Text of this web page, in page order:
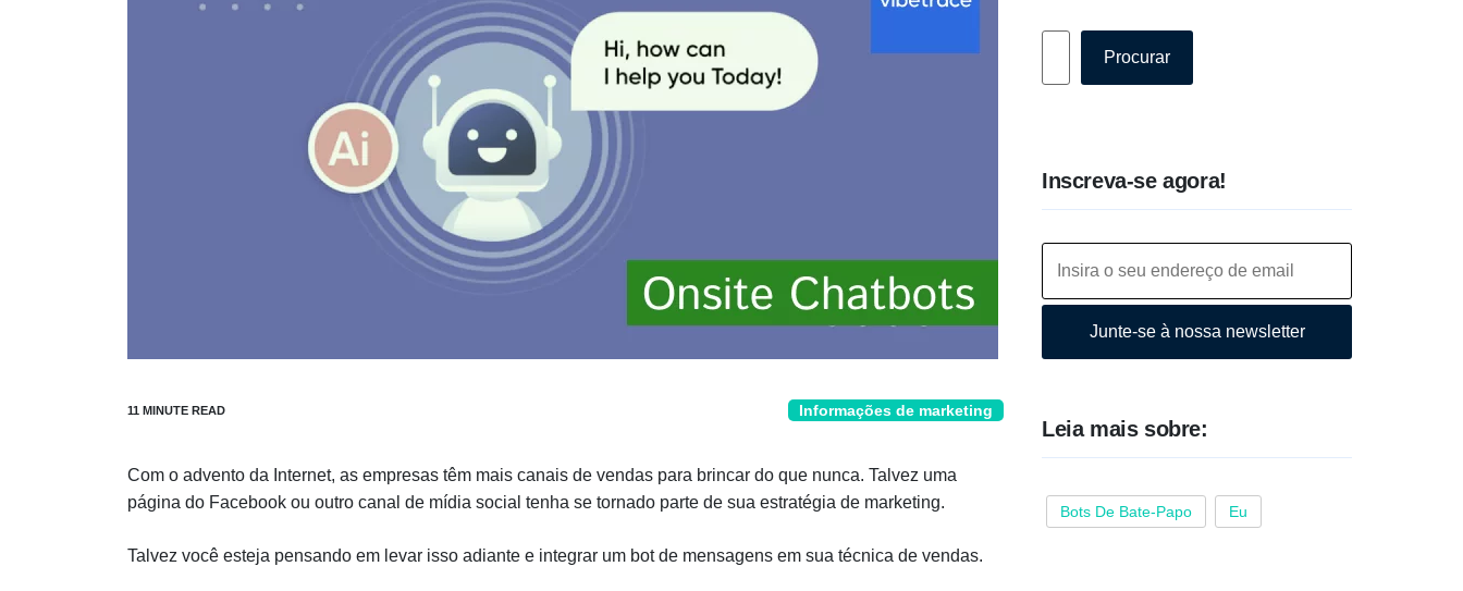
Informações de marketing
Com o advento da Internet, as empresas têm mais canais de vendas para brincar do que nunca. Talvez uma
página do Facebook ou outro canal de mídia social tenha se tornado parte de sua estratégia de marketing.
Talvez você esteja pensando em levar isso adiante e integrar um bot de mensagens em sua técnica de vendas.
Procurar
Inscreva-se agora!
Junte-se à nossa newsletter
Leia mais sobre:
Bots De Bate-Papo Eu